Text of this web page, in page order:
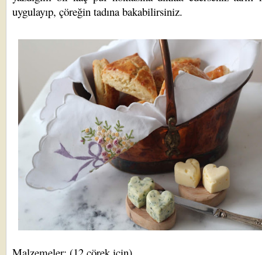
uygulayıp, çöreğin tadına bakabilirsiniz.